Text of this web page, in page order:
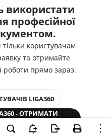
використати
професійної
тільки користувачам
та отримайте
роботи прямо зараз.
LIGA360
- ОТРИМАТИ